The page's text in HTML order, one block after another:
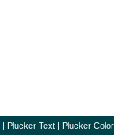
| Plucker Text | Plucker Color